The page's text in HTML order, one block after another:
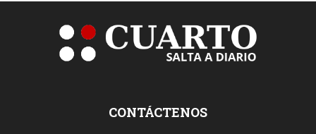
CONTÁCTENOS